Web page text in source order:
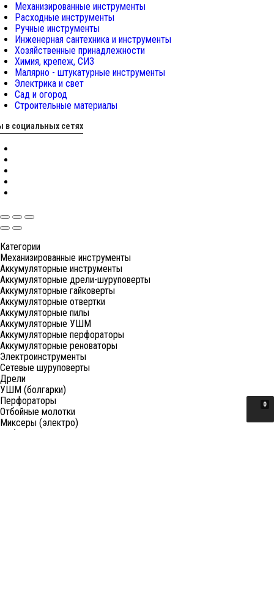
Механизированные инструменты
Расходные инструменты
Ручные инструменты
Инженерная сантехника и инструменты
Хозяйственные принадлежности
Химия, крепеж, СИЗ
Малярно - штукатурные инструменты
Электрика и свет
Сад и огород
Строительные материалы
в социальных сетях
0
Категории
Механизированные инструменты
Аккумуляторные инструменты
Аккумуляторные дрели-шуруповерты
Аккумуляторные гайковерты
Аккумуляторные отвертки
Аккумуляторные пилы
Аккумуляторные УШМ
Аккумуляторные перфораторы
Аккумуляторные реноваторы
Электроинструменты
Сетевые шуруповерты
Дрели
УШМ (болгарки)
Перфораторы
Отбойные молотки
Миксеры (электро)
Лобзики